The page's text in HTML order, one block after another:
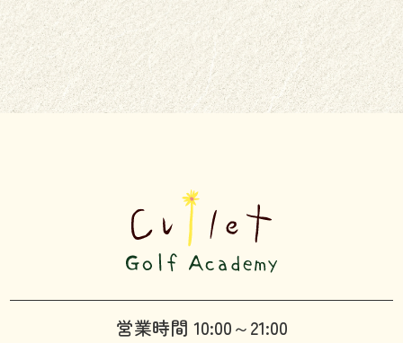
営業時間 10:00～21:00